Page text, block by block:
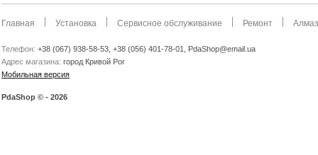
Главная Установка Сервисное обслуживание Ремонт
Телефон: +38 (067) 938-58-53, +38 (056) 401-78-01, PdaShop@email.ua
Адрес магазина: город Кривой Рог
Мобильная версия
PdaShop © - 2026